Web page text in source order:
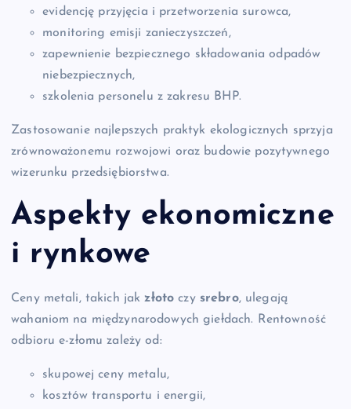
evidencję przyjęcia i przetworzenia surowca,
monitoring emisji zanieczyszczeń,
zapewnienie bezpiecznego składowania odpadów
niebezpiecznych,
szkolenia personelu z zakresu BHP.
Zastosowanie najlepszych praktyk ekologicznych sprzyja
zrównoważonemu rozwojowi oraz budowie pozytywnego
wizerunku przedsiębiorstwa.
Aspekty ekonomiczne
i rynkowe
Ceny metali, takich jakzłoto czy srebro, ulegają
wahaniom na międzynarodowych giełdach. Rentowność
odbioru e-złomu zależy od:
skupowej ceny metalu,
kosztów transportu i energii,